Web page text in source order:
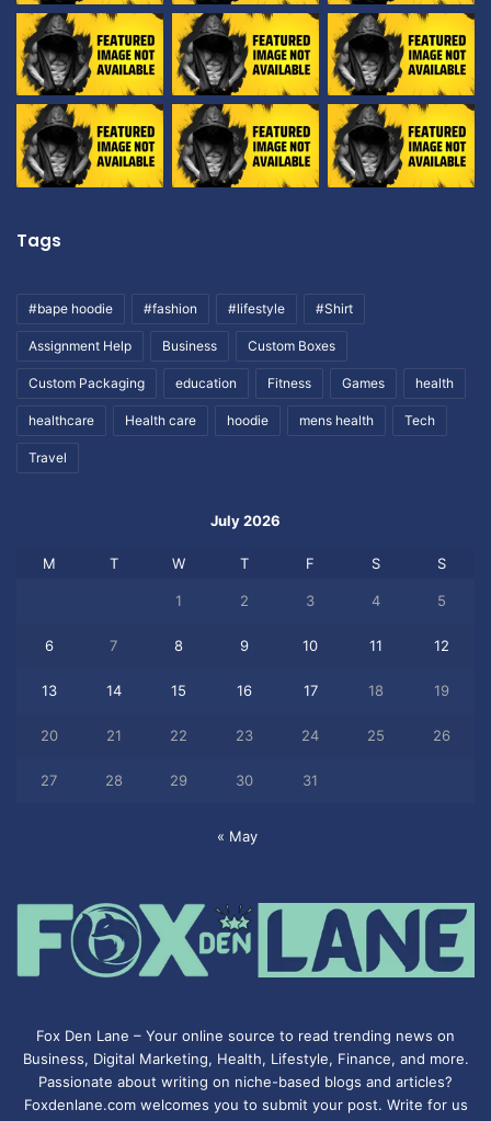
Tags
#bape hoodie #fashion #lifestyle #Shirt
Assignment Help Business Custom Boxes
Custom Packaging education Fitness Games health
healthcare Health care hoodie mens health Tech
Travel
July 2026
M T W T F S S
1 2 3 4 5
6 7 8 9 10 11 12
13 14 15 16 17 18 19
20 21 22 23 24 25 26
27 28 29 30 31
« May
Fox Den Lane – Your online source to read trending news on
Business, Digital Marketing, Health, Lifestyle, Finance, and more.
Passionate about writing on niche-based blogs and articles?
Foxdenlane.com welcomes you to submit your post. Write for us